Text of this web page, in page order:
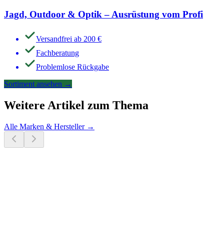
Jagd, Outdoor & Optik – Ausrüstung vom Profi
Versandfrei ab 200 €
Fachberatung
Problemlose Rückgabe
Sortiment ansehen →
Weitere Artikel zum Thema
Alle Marken & Hersteller→